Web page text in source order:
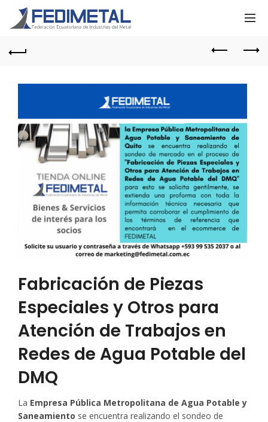
Fabricación de Piezas
Especiales y Otros para
Atención de Trabajos en
Redes de Agua Potable del
DMQ
La Empresa Pública Metropolitana de Agua Potable y
Saneamiento se encuentra realizando el sondeo de